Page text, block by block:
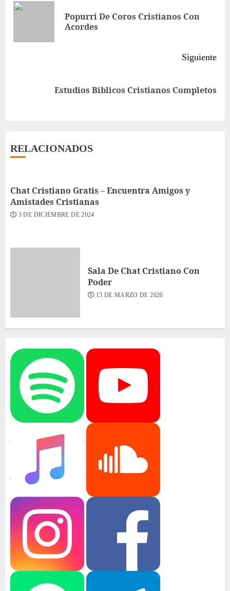
leyendo
Popurri De Coros Cristianos Con
Acordes
Siguiente
Estudios Biblicos Cristianos Completos
RELACIONADOS
Chat Cristiano Gratis – Encuentra Amigos y
Amistades Cristianas
3 DE DICIEMBRE DE 2024
Sala De Chat Cristiano Con
Poder
13 DE MARZO DE 2020